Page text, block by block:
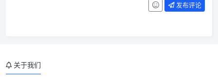
发布评论
关于我们